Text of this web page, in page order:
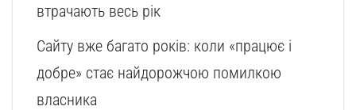
втрачають весь рік
Сайту вже багато років: коли «працює і
добре» стає найдорожчою помилкою
власника